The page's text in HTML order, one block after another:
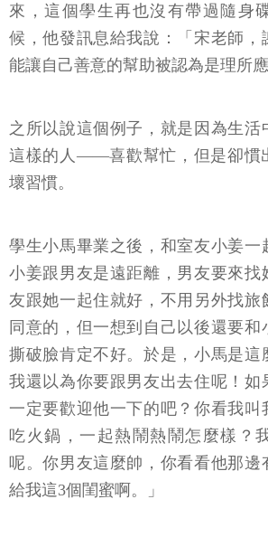
來，這個學生再也沒有帶過隨身
候，他發訊息給我說：「宋老師，
能讓自己善意的幫助被認為是理所應
之所以說這個例子，就是因為生活
這樣的人——喜歡幫忙，但是卻慣
壞習慣。
學生小馬畢業之後，和室友小姜一
小姜跟男友是遠距離，男友要來找
友跟她一起住就好，不用另外找旅
同意的，但一想到自己以後還要
撕破臉肯定不好。於是，小馬是這
我還以為你要跟男友出去住呢！如
一定要歡迎他一下的吧？你看我叫
吃火鍋，一起熱鬧熱鬧怎麼樣？
呢。你男友這麼帥，你看看他那邊
給我這3個閨蜜啊。」